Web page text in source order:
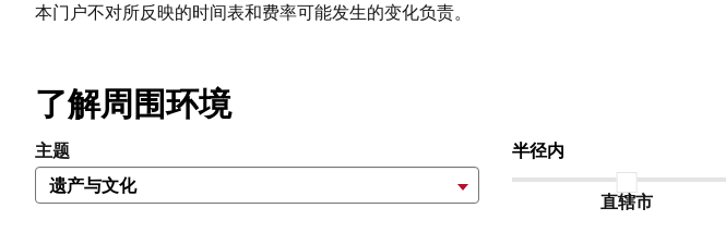
本门户不对所反映的时间表和费率可能发生的变化负责。
了解周围环境
主题 半径内
直辖市